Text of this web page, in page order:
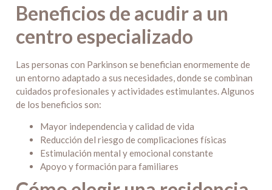
Beneficios de acudir a un
centro especializado
Las personas con Parkinson se benefician enormemente de
un entorno adaptado a sus necesidades, donde se combinan
cuidados profesionales y actividades estimulantes. Algunos
de los beneficios son:
Mayor independencia y calidad de vida
Reducción del riesgo de complicaciones físicas
Estimulación mental y emocional constante
Apoyo y formación para familiares